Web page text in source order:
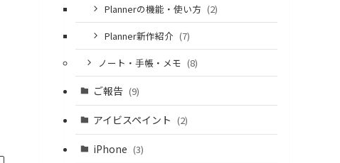
Plannerの機能・使い方 (2)
Planner新作紹介 (7)
ノート・手帳・メモ (8)
ご報告 (9)
アイビスペイント (2)
iPhone (3)